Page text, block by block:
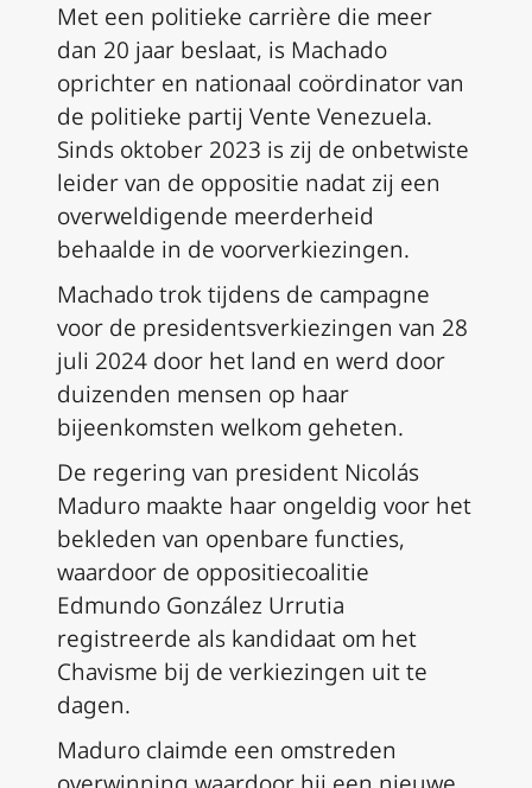
Met een politieke carrière die meer
dan 20 jaar beslaat, is Machado
oprichter en nationaal coördinator van
de politieke partij Vente Venezuela.
Sinds oktober 2023 is zij de onbetwiste
leider van de oppositie nadat zij een
overweldigende meerderheid
behaalde in de voorverkiezingen.
Machado trok tijdens de campagne
voor de presidentsverkiezingen van 28
juli 2024 door het land en werd door
duizenden mensen op haar
bijeenkomsten welkom geheten.
De regering van president Nicolás
Maduro maakte haar ongeldig voor het
bekleden van openbare functies,
waardoor de oppositiecoalitie
Edmundo González Urrutia
registreerde als kandidaat om het
Chavisme bij de verkiezingen uit te
dagen.
Maduro claimde een omstreden